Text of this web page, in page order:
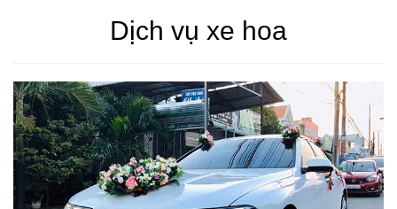
Dịch vụ xe hoa